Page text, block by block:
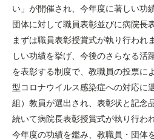
い」が開催され、今年度に著しい功
団体に対して職員表彰並びに病院長
まずは職員表彰授賞式が執り行われ
しい功績を挙げ、今後のさらなる活
を表彰する制度で、教職員の投票に
型コロナウイルス感染症への対応に
組）教員が選出され、表彰状と記念
続いて病院長表彰授賞式が執り行わ
今年度の功績を鑑み、教職員・団体